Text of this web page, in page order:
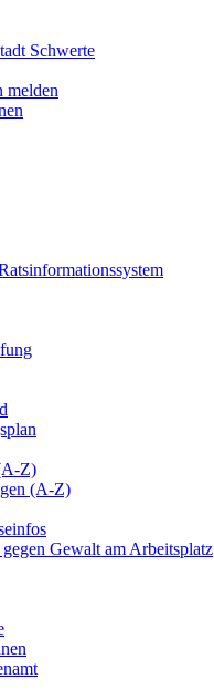
Schwerte
melden
Z)
(A-Z)
Gewalt am Arbeitsplatz